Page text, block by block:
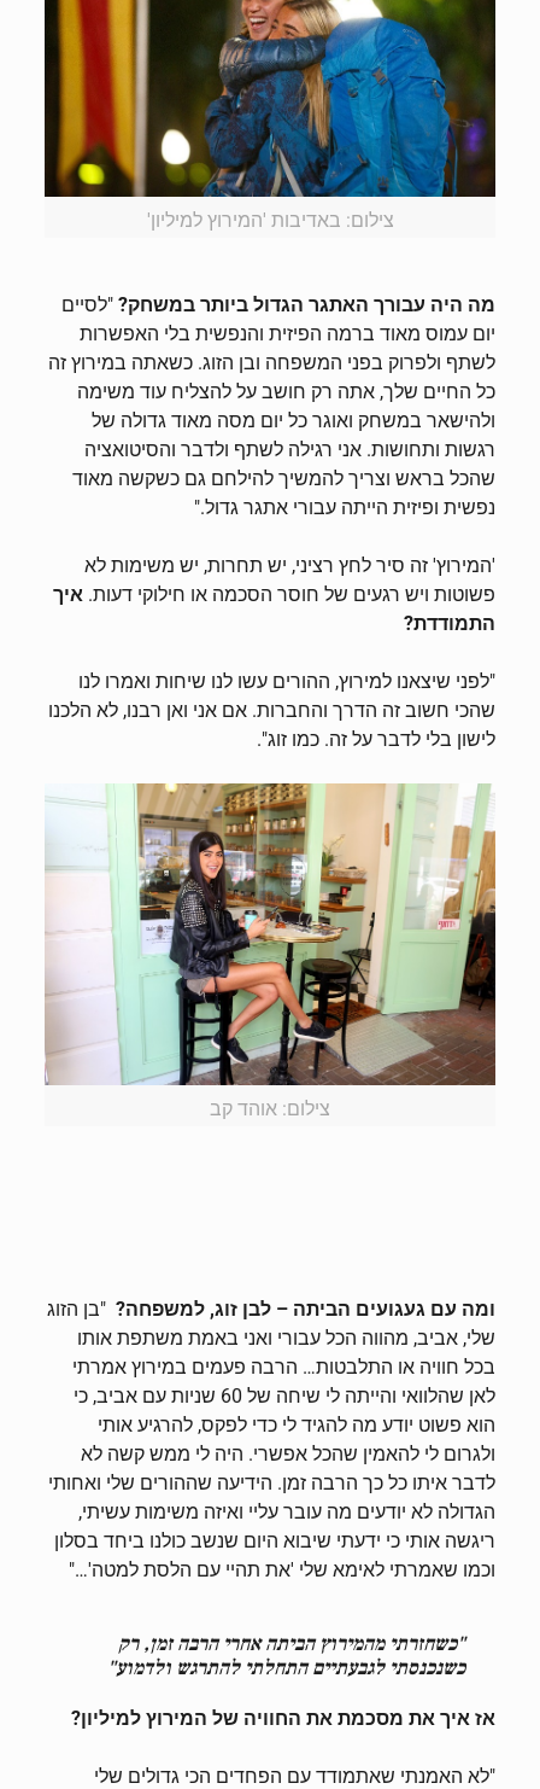
צילום: באדיבות 'המירוץ למיליון'
מה היה עבורך האתגר הגדול ביותר במשחק? "לסיים
יום עמוס מאוד ברמה הפיזית והנפשית בלי האפשרות
לשתף ולפרוק בפני המשפחה ובן הזוג. כשאתה במירוץ זה
כל החיים שלך, אתה רק חושב על להצליח עוד משימה
ולהישאר במשחק ואוגר כל יום מסה מאוד גדולה של
רגשות ותחושות. אני רגילה לשתף ולדבר והסיטואציה
שהכל בראש וצריך להמשיך להילחם גם כשקשה מאוד
נפשית ופיזית הייתה עבורי אתגר גדול."
'המירוץ' זה סיר לחץ רציני, יש תחרות, יש משימות לא
פשוטות ויש רגעים של חוסר הסכמה או חילוקי דעות. איך
התמודדת?
"לפני שיצאנו למירוץ, ההורים עשו לנו שיחות ואמרו לנו
שהכי חשוב זה הדרך והחברות. אם אני ואן רבנו, לא הלכנו
לישון בלי לדבר על זה. כמו זוג".
צילום: אוהד קב
ומה עם געגועים הביתה – לבן זוג, למשפחה?"בן הזוג
שלי, אביב, מהווה הכל עבורי ואני באמת משתפת אותו
בכל חוויה או התלבטות… הרבה פעמים במירוץ אמרתי
לאן שהלוואי והייתה לי שיחה של 60 שניות עם אביב, כי
הוא פשוט יודע מה להגיד לי כדי לפקס, להרגיע אותי
ולגרום לי להאמין שהכל אפשרי. היה לי ממש קשה לא
לדבר איתו כל כך הרבה זמן. הידיעה שההורים שלי ואחותי
הגדולה לא יודעים מה עובר עליי ואיזה משימות עשיתי,
ריגשה אותי כי ידעתי שיבוא היום שנשב כולנו ביחד בסלון
וכמו שאמרתי לאימא שלי 'את תהיי עם הלסת למטה'…"
"כשחזרתי מהמירוץ הביתה אחרי הרבה זמן, רק
כשנכנסתי לגבעתיים התחלתי להתרגש ולדמוע"
אז איך את מסכמת את החוויה של המירוץ למיליון?
"לא האמנתי שאתמודד עם הפחדים הכי גדולים שלי